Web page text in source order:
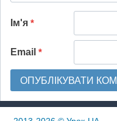
Ім'я *
Email *